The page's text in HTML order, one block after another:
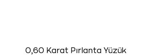
0,60 Karat Pırlanta Yüzük